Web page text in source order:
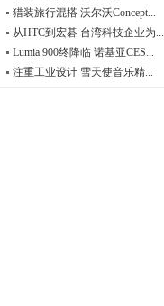
猎装旅行混搭 沃尔沃Concept...
从HTC到宏碁 台湾科技企业为...
Lumia 900终降临 诺基亚CES...
注重工业设计 雪天使音乐精...